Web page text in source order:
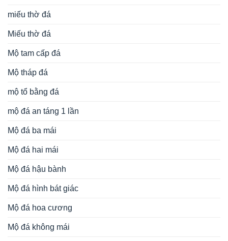
miếu thờ đá
Miếu thờ đá
Mộ tam cấp đá
Mộ tháp đá
mộ tổ bằng đá
mộ đá an táng 1 lần
Mộ đá ba mái
Mộ đá hai mái
Mộ đá hậu bành
Mộ đá hình bát giác
Mộ đá hoa cương
Mộ đá không mái